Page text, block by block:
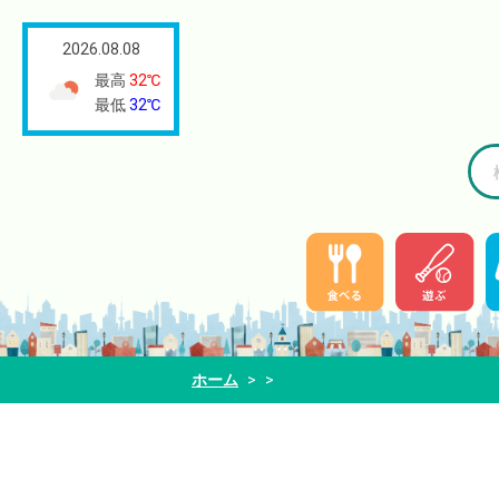
2026.08.08
最高 32℃
最低32℃
ホーム > >